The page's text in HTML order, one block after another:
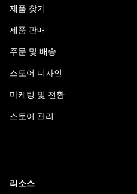
제품 찾기
제품 판매
주문 및 배송
스토어 디자인
마케팅 및 전환
스토어 관리
리소스